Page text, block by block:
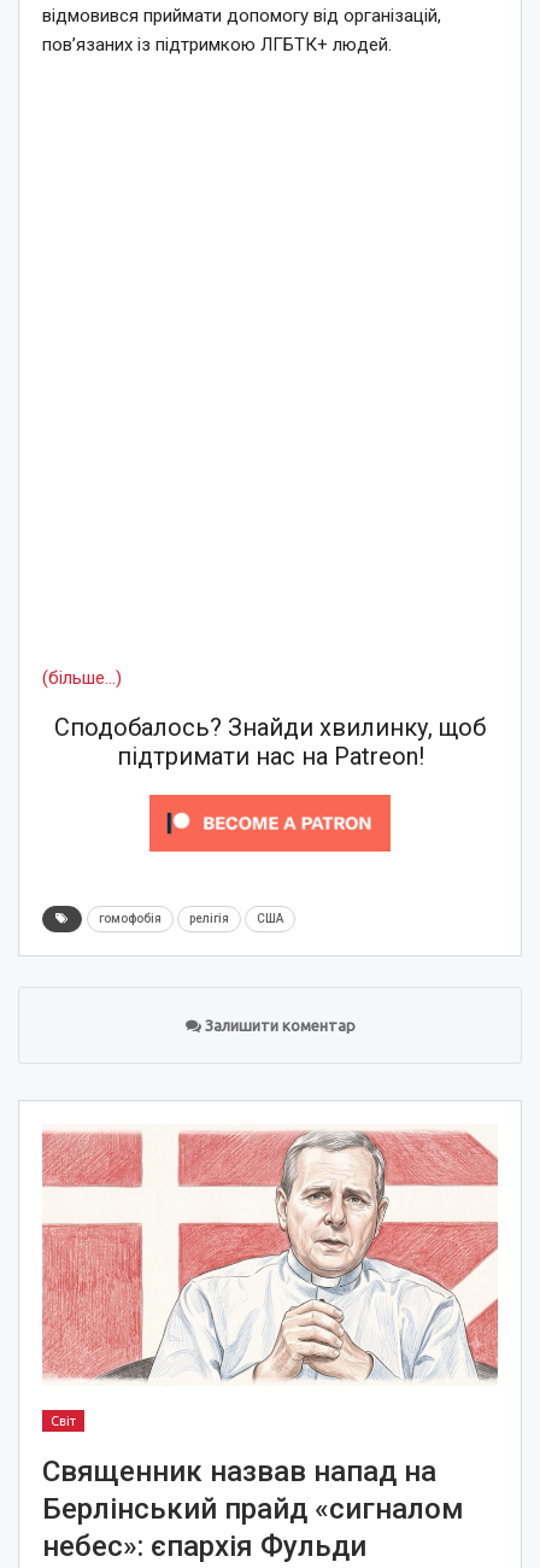
відмовився приймати допомогу від організацій,
пов’язаних із підтримкою ЛГБТК+ людей.
(більше…)
Сподобалось? Знайди хвилинку, щоб
підтримати нас на Patreon!
гомофобія релігія США
Залишити коментар
Світ
Священник назвав напад на
Берлінський прайд «сигналом
небес»: єпархія Фульди